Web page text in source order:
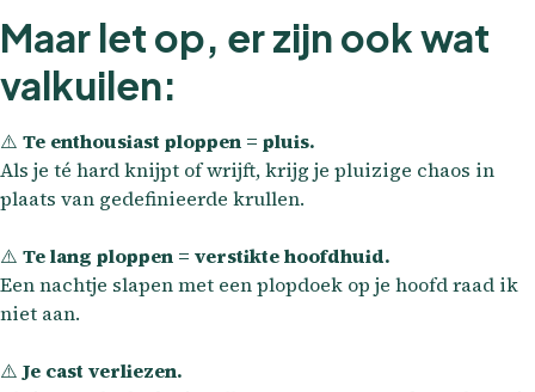
Maar let op, er zijn ook wat
valkuilen:
⚠️ Te enthousiast ploppen = pluis.
Als je té hard knijpt of wrijft, krijg je pluizige chaos in
plaats van gedefinieerde krullen.
⚠️ Te lang ploppen = verstikte hoofdhuid.
Een nachtje slapen met een plopdoek op je hoofd raad ik
niet aan.
⚠️ Je cast verliezen.